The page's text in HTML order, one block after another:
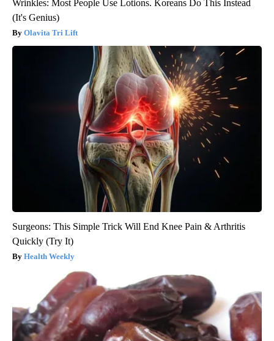
Wrinkles: Most People Use Lotions. Koreans Do This Instead
(It's Genius)
Olavita Tri Lift
Surgeons: This Simple Trick Will End Knee Pain & Arthritis
Quickly (Try It)
Health Weekly